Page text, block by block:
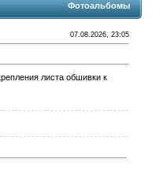
Фотоальбомы
07.08.2026, 23:05
листа обшивки к